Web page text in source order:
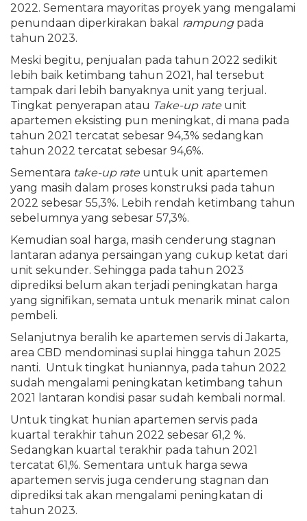
2022. Sementara mayoritas proyek yang mengalami
penundaan diperkirakan bakal rampungpada
tahun 2023.
Meski begitu, penjualan pada tahun 2022 sedikit
lebih baik ketimbang tahun 2021, hal tersebut
tampak dari lebih banyaknya unit yang terjual.
Tingkat penyerapan atau Take-up rate unit
apartemen eksisting pun meningkat, di mana pada
tahun 2021 tercatat sebesar 94,3% sedangkan
tahun 2022 tercatat sebesar 94,6%.
Sementara take-up rate untuk unit apartemen
yang masih dalam proses konstruksi pada tahun
2022 sebesar 55,3%. Lebih rendah ketimbang tahun
sebelumnya yang sebesar 57,3%.
Kemudian soal harga, masih cenderung stagnan
lantaran adanya persaingan yang cukup ketat dari
unit sekunder. Sehingga pada tahun 2023
diprediksi belum akan terjadi peningkatan harga
yang signifikan, semata untuk menarik minat calon
pembeli.
Selanjutnya beralih ke apartemen servis di Jakarta,
area CBD mendominasi suplai hingga tahun 2025
nanti. Untuk tingkat huniannya, pada tahun 2022
sudah mengalami peningkatan ketimbang tahun
2021 lantaran kondisi pasar sudah kembali normal.
Untuk tingkat hunian apartemen servis pada
kuartal terakhir tahun 2022 sebesar 61,2 %.
Sedangkan kuartal terakhir pada tahun 2021
tercatat 61,%. Sementara untuk harga sewa
apartemen servis juga cenderung stagnan dan
diprediksi tak akan mengalami peningkatan di
tahun 2023.